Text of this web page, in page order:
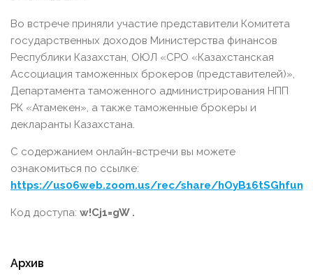
Во встрече приняли участие представители Комитета
государственных доходов Министерства финансов
Республики Казахстан, ОЮЛ «СРО «Казахстанская
Ассоциация таможенных брокеров (представителей)»,
Департамента таможенного администрирования НПП
РК «Атамекен», а также таможенные брокеры и
декларанты Казахстана.
С содержанием онлайн-встречи вы можете
ознакомиться по ссылке:
https://us06web.zoom.us/rec/share/
Код доступа: w!Cj1=gW .
Архив